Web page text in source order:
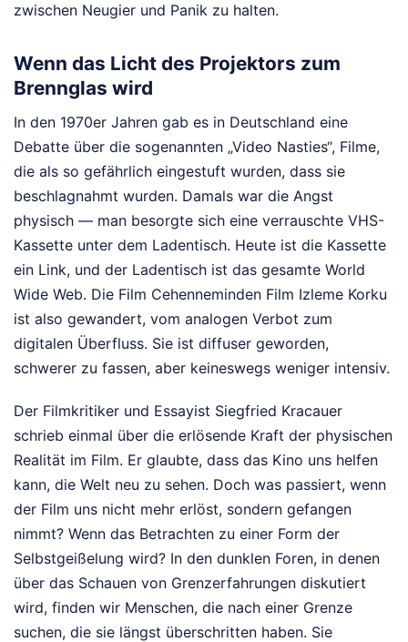
zwischen Neugier und Panik zu halten.
Wenn das Licht des Projektors zum
Brennglas wird
In den 1970er Jahren gab es in Deutschland eine
Debatte über die sogenannten „Video Nasties“, Filme,
die als so gefährlich eingestuft wurden, dass sie
beschlagnahmt wurden. Damals war die Angst
physisch — man besorgte sich eine verrauschte VHS-
Kassette unter dem Ladentisch. Heute ist die Kassette
ein Link, und der Ladentisch ist das gesamte World
Wide Web. Die Film Cehenneminden Film Izleme Korku
ist also gewandert, vom analogen Verbot zum
digitalen Überfluss. Sie ist diffuser geworden,
schwerer zu fassen, aber keineswegs weniger intensiv.
Der Filmkritiker und Essayist Siegfried Kracauer
schrieb einmal über die erlösende Kraft der physischen
Realität im Film. Er glaubte, dass das Kino uns helfen
kann, die Welt neu zu sehen. Doch was passiert, wenn
der Film uns nicht mehr erlöst, sondern gefangen
nimmt? Wenn das Betrachten zu einer Form der
Selbstgeißelung wird? In den dunklen Foren, in denen
über das Schauen von Grenzerfahrungen diskutiert
wird, finden wir Menschen, die nach einer Grenze
suchen, die sie längst überschritten haben. Sie